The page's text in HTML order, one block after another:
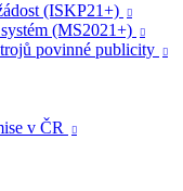
(ISKP21+)

(MS2021+) 
povinné publicity 
v ČR 